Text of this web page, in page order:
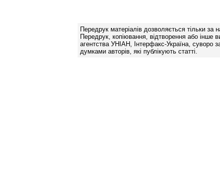
Передрук матеріалів дозволяється тільки за
Передрук, копіювання, відтворення або інше
агентства УНІАН, Інтерфакс-Україна, суворо
думками авторів, які публікують статті.